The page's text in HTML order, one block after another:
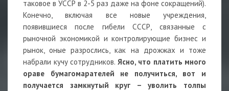
таковое в УССР в 2-5 раз даже на фоне сокращений).
Конечно, включая все новые учреждения,
появившиеся после гибели СССР, связанные с
рыночной экономикой и контролирующие бизнес и
рынок, оные разрослись, как на дрожжах и тоже
набрали кучу сотрудников. Ясно, что платить много
ораве бумагомарателей не получиться, вот и
получается замкнутый круг – уволить толпы